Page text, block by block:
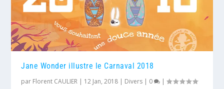
Jane Wonder illustre le Carnaval 2018
par Florent CAULIER | 12 Jan, 2018 | Divers | 0 |